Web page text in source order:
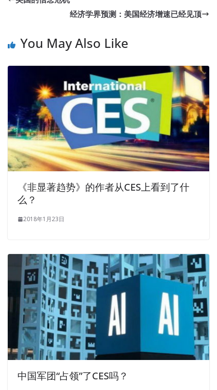
经济学界预测：美国经济增速已经见顶
You May Also Like
《非显著趋势》的作者从CES上看到了什
么？
2018年1月23日
中国军团“占领”了CES吗？